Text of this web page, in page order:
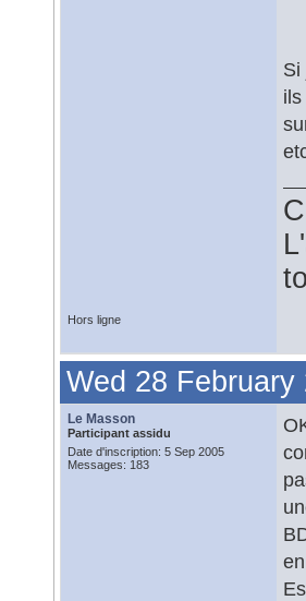
Si
Hors ligne
Wed 28 February
Le Masson
Participant assidu
Date d'inscription: 5 Sep 2005
Messages: 183